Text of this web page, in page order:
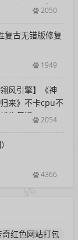
2050
复古无错版修复
1949
翎风引擎】《神
来》不卡cpu不
修复版
2054
4366